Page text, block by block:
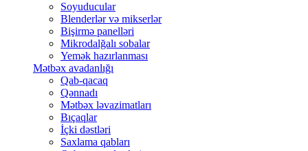
Soyuducular
Blenderlər və mikserlər
Bişirmə panelləri
Mikrodalğalı sobalar
Yemək hazırlanması
Mətbəx avadanlığı
Qab-qacaq
Qənnadı
Mətbəx ləvazimatları
Bıçaqlar
İçki dəstləri
Saxlama qabları